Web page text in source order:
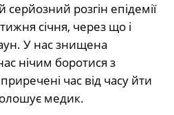
розгін епідемії
січня, через що і
У нас знищена
нічим боротися з
час від часу йти
медик.